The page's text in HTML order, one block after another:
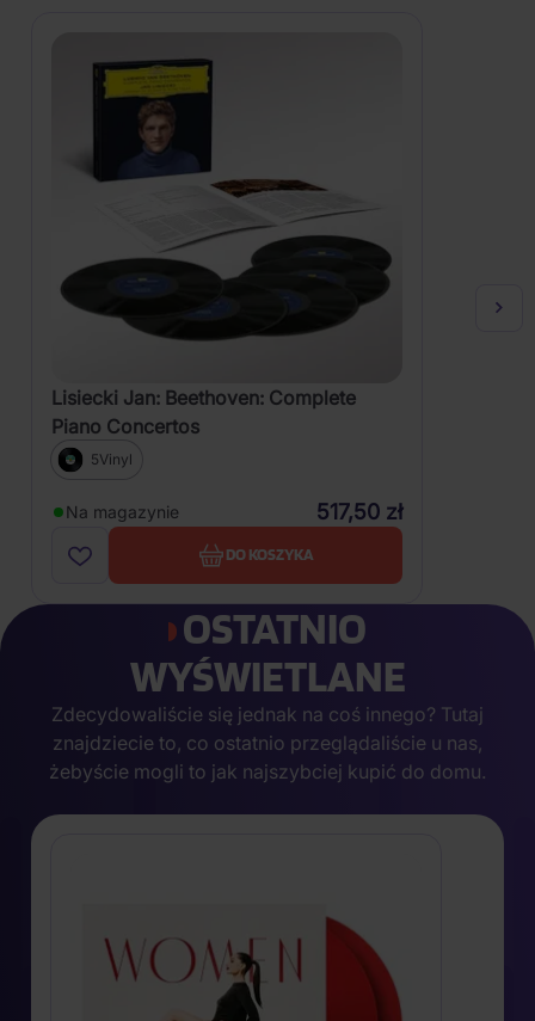
Lisiecki Jan: Beethoven: Complete
Piano Concertos
5Vinyl
Na magazynie 517,50 zł
DO KOSZYKA
OSTATNIO
WYŚWIETLANE
Zdecydowaliście się jednak na coś innego? Tutaj
znajdziecie to, co ostatnio przeglądaliście u nas,
żebyście mogli to jak najszybciej kupić do domu.